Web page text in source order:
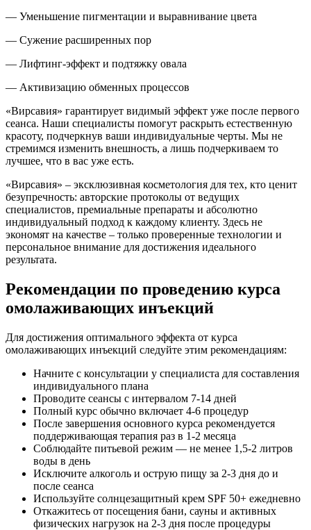
— Уменьшение пигментации и выравнивание цвета
— Сужение расширенных пор
— Лифтинг-эффект и подтяжку овала
— Активизацию обменных процессов
«Вирсавия» гарантирует видимый эффект уже после первого
сеанса. Наши специалисты помогут раскрыть естественную
красоту, подчеркнув ваши индивидуальные черты. Мы не
стремимся изменить внешность, а лишь подчеркиваем то
лучшее, что в вас уже есть.
«Вирсавия» – эксклюзивная косметология для тех, кто ценит
безупречность: авторские протоколы от ведущих
специалистов, премиальные препараты и абсолютно
индивидуальный подход к каждому клиенту. Здесь не
экономят на качестве – только проверенные технологии и
персональное внимание для достижения идеального
результата.
Рекомендации по проведению курса
омолаживающих инъекций
Для достижения оптимального эффекта от курса
омолаживающих инъекций следуйте этим рекомендациям:
Начните с консультации у специалиста для составления
индивидуального плана
Проводите сеансы с интервалом 7-14 дней
Полный курс обычно включает 4-6 процедур
После завершения основного курса рекомендуется
поддерживающая терапия раз в 1-2 месяца
Соблюдайте питьевой режим — не менее 1,5-2 литров
воды в день
Исключите алкоголь и острую пищу за 2-3 дня до и
после сеанса
Используйте солнцезащитный крем SPF 50+ ежедневно
Откажитесь от посещения бани, сауны и активных
физических нагрузок на 2-3 дня после процедуры